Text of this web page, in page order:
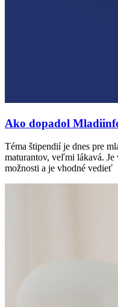
Ako dopadol
Téma štipendií je dnes pre
maturantov, veľmi lákavá.
možnosti a je vhodné vedieť